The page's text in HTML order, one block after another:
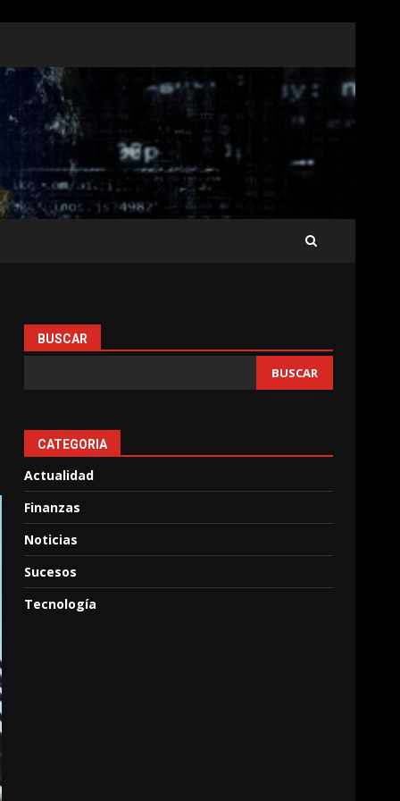
BUSCAR
BUSCAR
CATEGORIA
Actualidad
Finanzas
Noticias
Sucesos
Tecnología